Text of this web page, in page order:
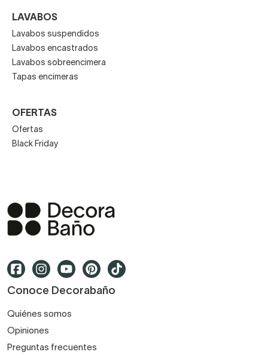
LAVABOS
Lavabos suspendidos
Lavabos encastrados
Lavabos sobreencimera
Tapas encimeras
OFERTAS
Ofertas
Black Friday
Conoce Decorabaño
Quiénes somos
Opiniones
Preguntas frecuentes